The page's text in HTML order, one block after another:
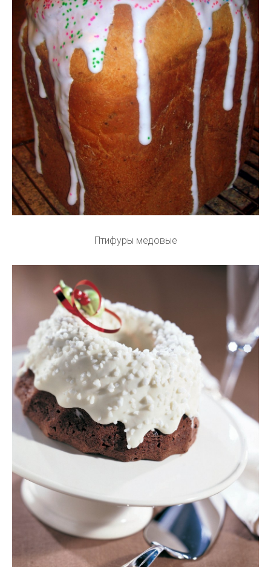
Птифуры медовые